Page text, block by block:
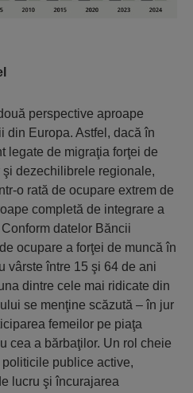
perspective aproape
din Europa. Astfel, dacă în
legate de migraţia forţei de
dezechilibrele regionale,
o rată de ocupare extrem de
completă de integrare a
datelor Băncii
ocupare a forţei de muncă în
vârste între 15 şi 64 de ani
dintre cele mai ridicate din
se menţine scăzută – în jur
femeilor pe piaţa
cea a bărbaţilor. Un rol cheie
publice active,
lucru şi încurajarea